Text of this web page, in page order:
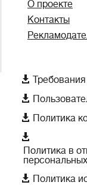
О проекте
Контакты


 Политика

Политика в
 Политика